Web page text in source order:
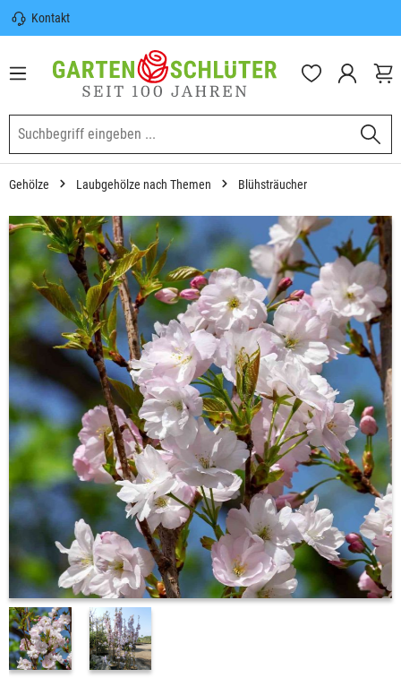
springen
Kontakt
Sicherer Versand | Versandkostenfrei
(DE) ab 100€
Garten-Schlüter Anwachsgarantie
Gehölze Laubgehölze nach Themen Blühsträucher